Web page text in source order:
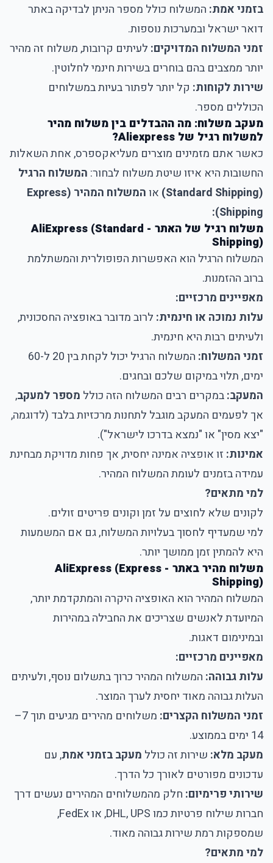
בזמני אמת: המשלוח כולל מספר הניתן לבדיקה באתר
דואר ישראל ובמערכות נוספות.
זמני המשלוח המדויקים: לעיתים קרובות, משלוח זה מהיר
יותר ממצבים בהם בוחרים בשירות חינמי לחלוטין.
שירות לקוחות: קל יותר לפתור בעיות במשלוחים
הכוללים מספר.
מעקב משלוח: מה ההבדלים בין משלוח מהיר
למשלוח רגיל של Aliexpress?
כאשר אתם מזמינים מוצרים מעליאקספרס, אחת השאלות
החשובות היא איזו שיטת משלוח לבחור: המשלוח הרגיל
(Standard Shipping)
או
המשלוח המהיר (Express
Shipping):
משלוח רגיל של האתר - AliExpress (Standard
Shipping)
המשלוח הרגיל הוא האפשרות הפופולרית והמשתלמת
ברוב ההזמנות.
מאפיינים מרכזיים:
עלות נמוכה או חינמית: לרוב מדובר באופציה החסכונית,
ולעיתים רבות היא חינמית.
זמני המשלוח:
המשלוח הרגיל יכול לקחת בין 20 ל-60
ימים, תלוי במיקום שלכם ובחגים.
המעקב:במקרים רבים המשלוח הזה כולל מספר למעקב,
אך לפעמים המעקב מוגבל לתחנות מרכזיות בלבד (לדוגמה,
"יצא מסין" או "נמצא בדרכו לישראל").
אמינות: זו אופציה אמינה יחסית, אך פחות מדויקת מבחינת
עמידה בזמנים לעומת המשלוח המהיר.
למי מתאים?
לקונים שלא לחוצים על זמן וקונים פריטים זולים.
למי שמעדיף לחסוך בעלויות המשלוח, גם אם המשמעות
היא להמתין זמן ממושך יותר.
משלוח מהיר באתר - AliExpress (Express
Shipping)
המשלוח המהיר הוא האופציה היקרה והמתקדמת יותר,
המיועדת לאנשים שצריכים את החבילה במהירות
ובמינימום דאגות.
מאפיינים מרכזיים:
עלות גבוהה: המשלוח המהיר כרוך בתשלום נוסף, ולעיתים
העלות גבוהה מאוד יחסית לערך המוצר.
זמני המשלוח הקצרים:
משלוחים מהירים מגיעים תוך 7–
14 ימים בממוצע.
מעקב מלא: שירות זה כולל מעקב בזמני אמת, עם
עדכונים מפורטים לאורך כל הדרך.
שירותי פרימיום: חלק מהמשלוחים המהירים נעשים דרך
חברות שילוח פרטיות כמו DHL, UPS, או FedEx,
שמספקות רמת שירות גבוהה מאוד.
למי מתאים?